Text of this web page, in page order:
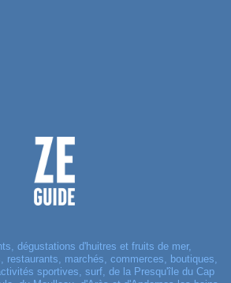
dégustations d'huitres et fruits de mer,
restaurants, marchés, commerces, boutiques,
sportives, surf, de la Presqu'île du Cap